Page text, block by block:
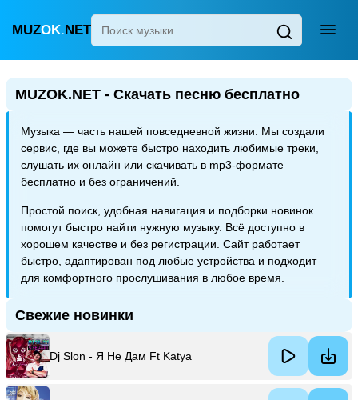
MUZOK.NET
Главная
Новинки
Поп
Для сна
Узбекская
Украинская
MUZOK.NET - Скачать песню бесплатно
Музыка — часть нашей повседневной жизни. Мы создали
сервис, где вы можете быстро находить любимые треки,
слушать их онлайн или скачивать в mp3-формате
бесплатно и без ограничений.
Простой поиск, удобная навигация и подборки новинок
помогут быстро найти нужную музыку. Всё доступно в
хорошем качестве и без регистрации. Сайт работает
быстро, адаптирован под любые устройства и подходит
для комфортного прослушивания в любое время.
Свежие новинки
Dj Slon - Я Не Дам Ft Katya